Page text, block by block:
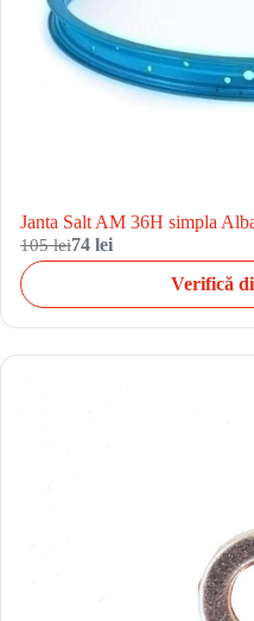
Janta Salt AM 36H simpla
105 lei74 lei
Verifică